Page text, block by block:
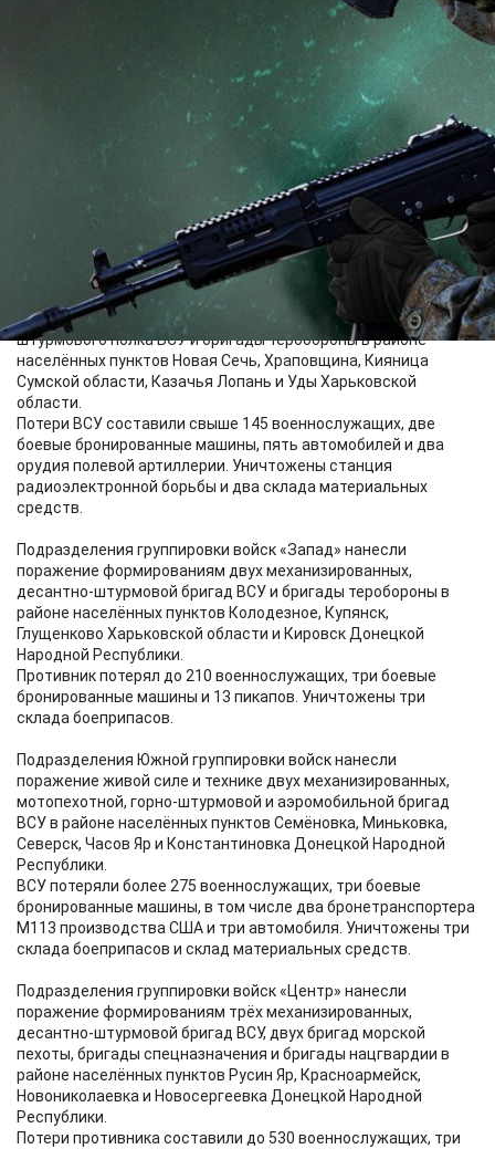
Минобороны РФ
Сегодня ночью Вооружённые Силы Российской Федерации
нанесли групповой удар высокоточным оружием воздушного,
наземного и морского базирования, а также ударными
беспилотными летательными аппаратами по объектам
военно-промышленного комплекса Украины в Киевской
Цель ударов достигнута. Все назначенные объекты
поражены.
Подразделения группировки войск «Север» нанесли
поражение скоплениям живой силы и техники двух
механизированных, десантно-штурмовой бригад,
штурмового полка ВСУ и бригады теробороны в районе
населённых пунктов Новая Сечь, Храповщина, Кияница
Сумской области, Казачья Лопань и Уды Харьковской
области.
Потери ВСУ составили свыше 145 военнослужащих, две
боевые бронированные машины, пять автомобилей и два
орудия полевой артиллерии. Уничтожены станция
радиоэлектронной борьбы и два склада материальных
средств.
Подразделения группировки войск «Запад» нанесли
поражение формированиям двух механизированных,
десантно-штурмовой бригад ВСУ и бригады теробороны в
районе населённых пунктов Колодезное, Купянск,
Глущенково Харьковской области и Кировск Донецкой
Народной Республики.
Противник потерял до 210 военнослужащих, три боевые
бронированные машины и 13 пикапов. Уничтожены три
склада боеприпасов.
Подразделения Южной группировки войск нанесли
поражение живой силе и технике двух механизированных,
мотопехотной, горно-штурмовой и аэромобильной бригад
ВСУ в районе населённых пунктов Семёновка, Миньковка,
Северск, Часов Яр и Константиновка Донецкой Народной
Республики.
ВСУ потеряли более 275 военнослужащих, три боевые
бронированные машины, в том числе два бронетранспортера
М113 производства США и три автомобиля. Уничтожены три
склада боеприпасов и склад материальных средств.
Подразделения группировки войск «Центр» нанесли
поражение формированиям трёх механизированных,
десантно-штурмовой бригад ВСУ, двух бригад морской
пехоты, бригады спецназначения и бригады нацгвардии в
районе населённых пунктов Русин Яр, Красноармейск,
Новониколаевка и Новосергеевка Донецкой Народной
Республики.
Потери противника составили до 530 военнослужащих, три